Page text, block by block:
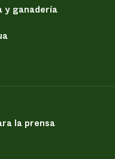
ganadería
la prensa